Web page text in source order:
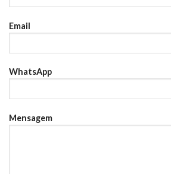
Email
WhatsApp
Mensagem